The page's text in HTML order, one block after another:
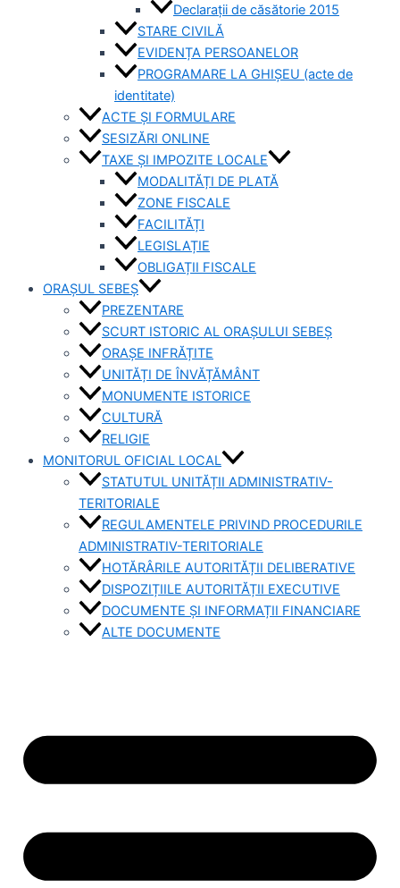
Declarații de căsătorie 2015
STARE CIVILĂ
EVIDENȚA PERSOANELOR
PROGRAMARE LA GHIȘEU (acte de
identitate)
ACTE ȘI FORMULARE
SESIZĂRI ONLINE
TAXE ȘI IMPOZITE LOCALE
MODALITĂȚI DE PLATĂ
ZONE FISCALE
FACILITĂȚI
LEGISLAȚIE
OBLIGAȚII FISCALE
ORAȘUL SEBEȘ
PREZENTARE
SCURT ISTORIC AL ORAȘULUI SEBEȘ
ORAȘE INFRĂȚITE
UNITĂȚI DE ÎNVĂȚĂMÂNT
MONUMENTE ISTORICE
CULTURĂ
RELIGIE
MONITORUL OFICIAL LOCAL
STATUTUL UNITĂȚII ADMINISTRATIV-
TERITORIALE
REGULAMENTELE PRIVIND PROCEDURILE
ADMINISTRATIV-TERITORIALE
HOTĂRÂRILE AUTORITĂȚII DELIBERATIVE
DISPOZIȚIILE AUTORITĂȚII EXECUTIVE
DOCUMENTE ȘI INFORMAȚII FINANCIARE
ALTE DOCUMENTE